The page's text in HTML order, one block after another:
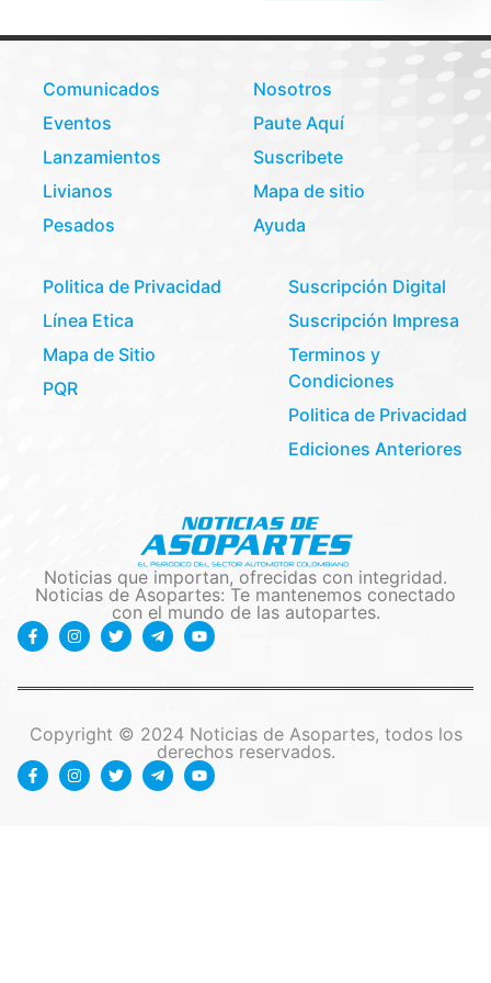
Comunicados
Eventos
Lanzamientos
Livianos
Pesados
Nosotros
Paute Aquí
Suscribete
Mapa de sitio
Ayuda
Politica de Privacidad
Línea Etica
Mapa de Sitio
PQR
Suscripción Digital
Suscripción Impresa
Terminos y
Condiciones
Politica de Privacidad
Ediciones Anteriores
Noticias que importan, ofrecidas con integridad.
Noticias de Asopartes: Te mantenemos conectado
con el mundo de las autopartes.
Copyright © 2024 Noticias de Asopartes, todos los
derechos reservados.